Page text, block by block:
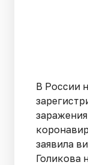
В России
заявила
Голикова